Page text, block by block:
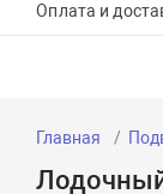
Оплата и
Главная